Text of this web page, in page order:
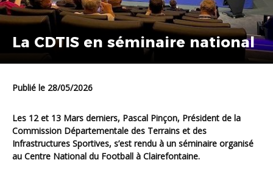
La CDTIS en séminaire national
Publié le 28/05/2026
Les 12 et 13 Mars derniers, Pascal Pinçon, Président de la
Commission Départementale des Terrains et des
Infrastructures Sportives, s’est rendu à un séminaire organisé
au Centre National du Football à Clairefontaine.